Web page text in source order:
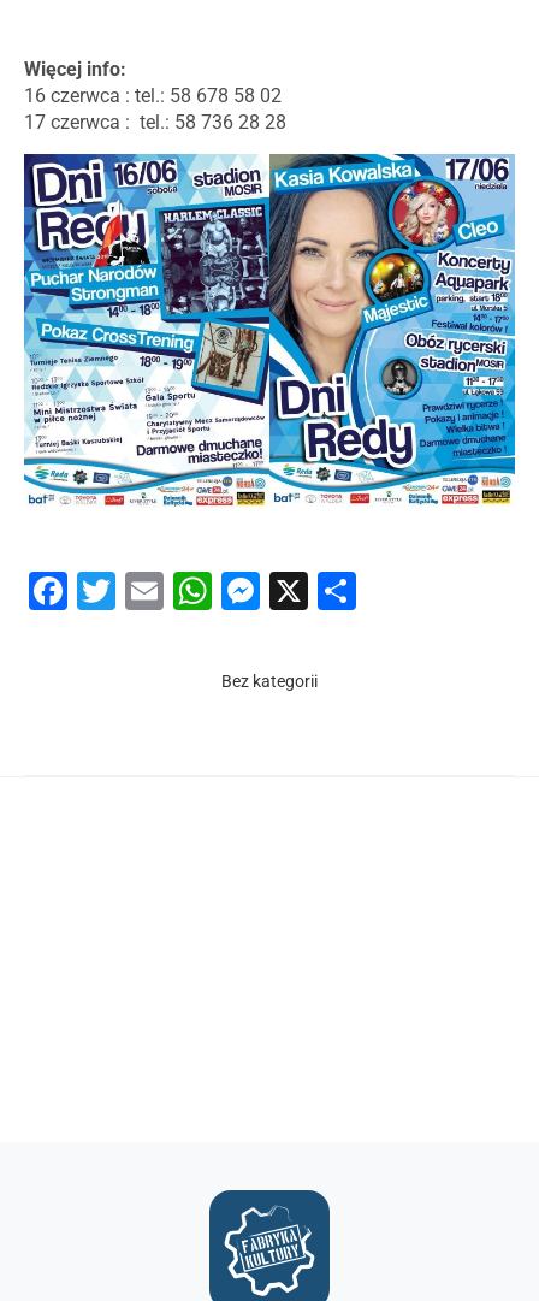
Więcej info:
16 czerwca : tel.: 58 678 58 02
17 czerwca : tel.: 58 736 28 28
Facebook
Twitter
EmailWhatsApp
Messenger
X
Bez kategorii